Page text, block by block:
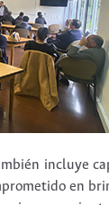
incluye
en